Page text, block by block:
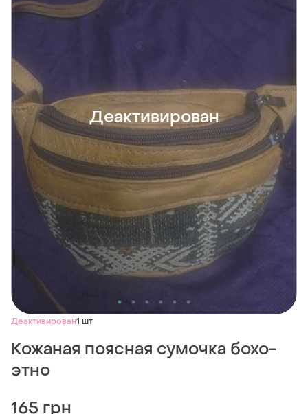
Деактивирован
Деактивирован1 шт
Кожаная поясная сумочка бохо-
этно
165 грн